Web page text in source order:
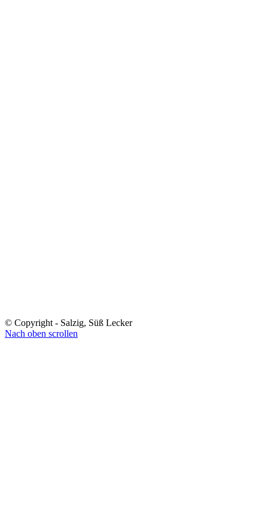
© Copyright - Salzig, Süß Lecker
Nach oben scrollen